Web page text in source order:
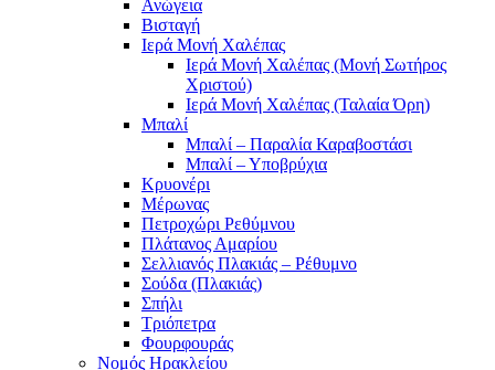
Ανώγεια
Βισταγή
Ιερά Μονή Χαλέπας
Ιερά Μονή Χαλέπας (Μονή Σωτήρος
Χριστού)
Ιερά Μονή Χαλέπας (Ταλαία Όρη)
Μπαλί
Μπαλί – Παραλία Καραβοστάσι
Μπαλί – Υποβρύχια
Κρυονέρι
Μέρωνας
Πετροχώρι Ρεθύμνου
Πλάτανος Αμαρίου
Σελλιανός Πλακιάς – Ρέθυμνο
Σούδα (Πλακιάς)
Σπήλι
Τριόπετρα
Φουρφουράς
Νομός Ηρακλείου